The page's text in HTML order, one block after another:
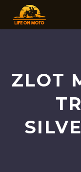
ZLOT